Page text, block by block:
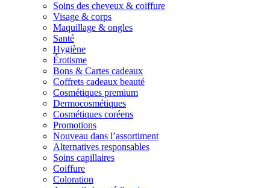
Soins des cheveux & coiffure
Visage & corps
Maquillage & ongles
Santé
Hygiène
Érotisme
Bons & Cartes cadeaux
Coffrets cadeaux beauté
Cosmétiques premium
Dermocosmétiques
Cosmétiques coréens
Promotions
Nouveau dans l’assortiment
Alternatives responsables
Soins capillaires
Coiffure
Coloration